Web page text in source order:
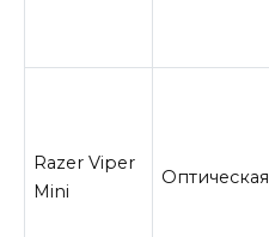
Razer Viper
Mini
Оптическая